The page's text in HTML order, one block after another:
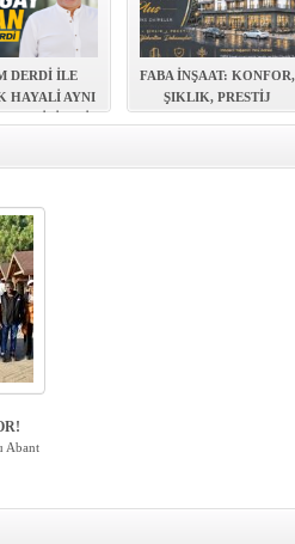
DERDİ İLE
HAYALİ AYNI
FABA İNŞAAT: KONFOR,
ŞIKLIK, PRESTİJ
Abant